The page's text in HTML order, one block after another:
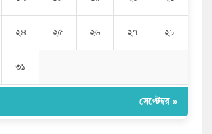
২৪ ২৫ ২৬ ২৭ ২৮
৩১
সেপ্টেম্বর »